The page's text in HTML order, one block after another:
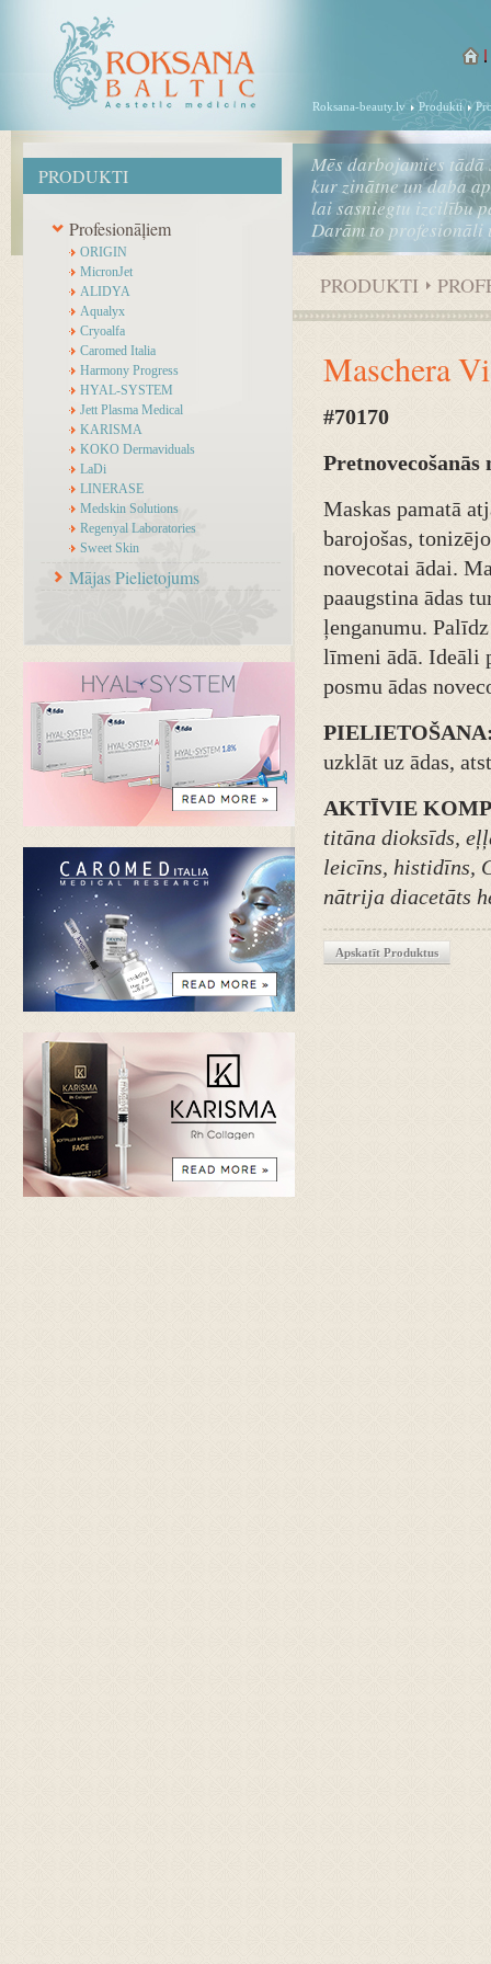
Mēs darbojamies tādā
kur zinātne un daba
lai sasniegtu izcilību
Darām to profesionāli
PRODUKTI
Profesionāļiem
ORIGIN
MicronJet
ALIDYA
Aqualyx
Cryoalfa
Caromed Italia
Harmony Progress
HYAL-SYSTEM
Jett Plasma Medical
KARISMA
KOKO Dermaviduals
LaDi
LINERASE
Medskin Solutions
Regenyal Laboratories
Sweet Skin
Mājas Pielietojums
Roksana-beauty.lv Produkti
PRODUKTI
Maschera
#70170
Pretnovecošanās
Maskas pamatā
barojošas,
novecotai ādai.
paaugstina ādas
ļenganumu.
līmeni ādā. Ideāli
posmu ādas
uzklāt uz ādas,
AKTĪVIE
titāna dioksīds,
leicīns, histidīns,
nātrija diacetāts
Apskatīt Produktus